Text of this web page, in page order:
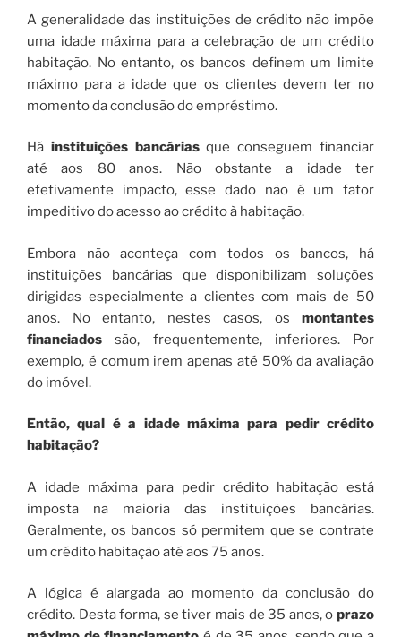
A generalidade das instituições de crédito não impõe
uma idade máxima para a celebração de um crédito
habitação. No entanto, os bancos definem um limite
máximo para a idade que os clientes devem ter no
momento da conclusão do empréstimo.
Há instituições bancáriasque conseguem financiar
até aos 80 anos. Não obstante a idade ter
efetivamente impacto, esse dado não é um fator
impeditivo do acesso ao crédito à habitação.
Embora não aconteça com todos os bancos, há
instituições bancárias que disponibilizam soluções
dirigidas especialmente a clientes com mais de 50
anos. No entanto, nestes casos, os montantes
financiados são, frequentemente, inferiores. Por
exemplo, é comum irem apenas até 50% da avaliação
do imóvel.
Então, qual é a idade máxima para pedir crédito
habitação?
A idade máxima para pedir crédito habitação está
imposta na maioria das instituições bancárias.
Geralmente, os bancos só permitem que se contrate
um crédito habitação até aos 75 anos.
A lógica é alargada ao momento da conclusão do
crédito. Desta forma, se tiver mais de 35 anos, o prazo